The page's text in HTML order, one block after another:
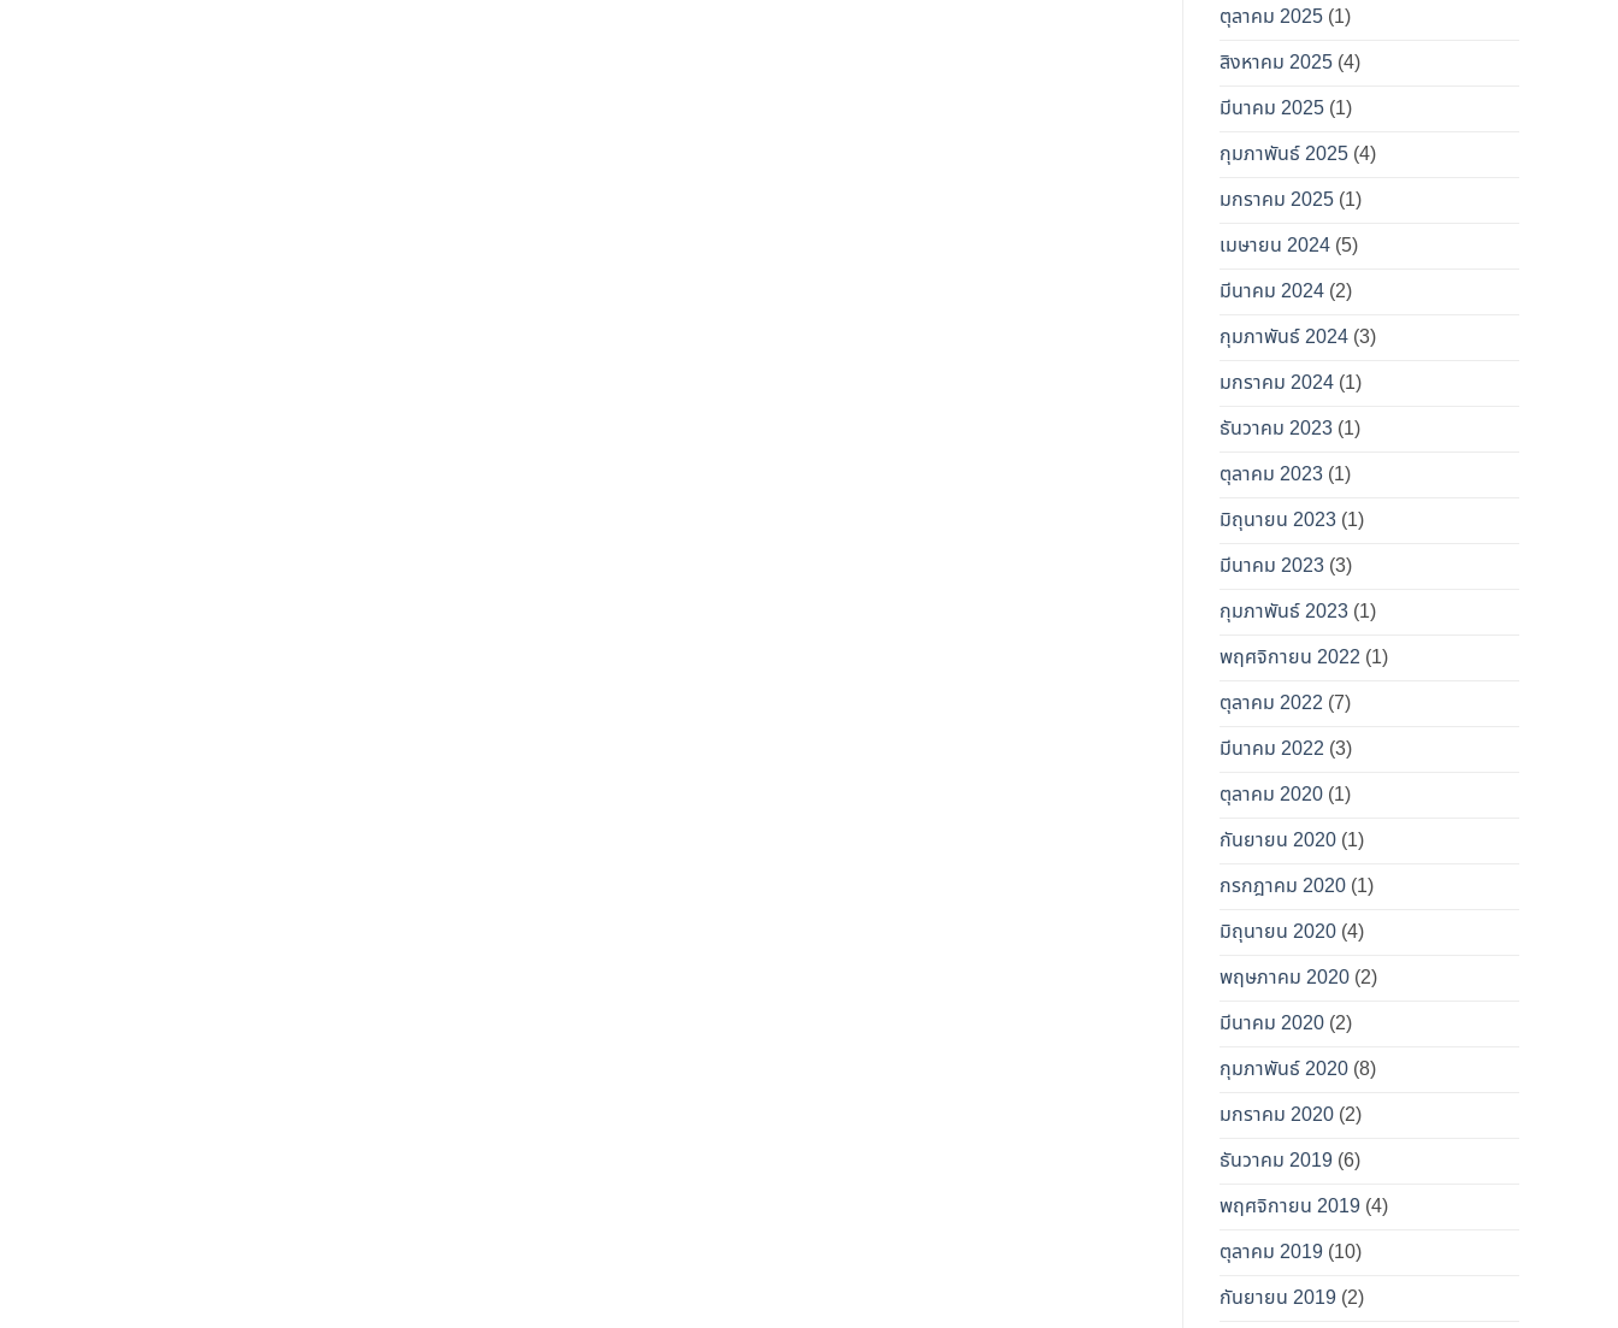
ตุลาคม 2025 (1)
สิงหาคม 2025 (4)
มีนาคม 2025 (1)
กุมภาพันธ์ 2025 (4)
มกราคม 2025 (1)
เมษายน 2024 (5)
มีนาคม 2024 (2)
กุมภาพันธ์ 2024 (3)
มกราคม 2024 (1)
ธันวาคม 2023 (1)
ตุลาคม 2023 (1)
มิถุนายน 2023 (1)
มีนาคม 2023 (3)
กุมภาพันธ์ 2023 (1)
พฤศจิกายน 2022 (1)
ตุลาคม 2022 (7)
มีนาคม 2022 (3)
ตุลาคม 2020 (1)
กันยายน 2020 (1)
กรกฎาคม 2020 (1)
มิถุนายน 2020 (4)
พฤษภาคม 2020 (2)
มีนาคม 2020 (2)
กุมภาพันธ์ 2020 (8)
มกราคม 2020 (2)
ธันวาคม 2019 (6)
พฤศจิกายน 2019 (4)
ตุลาคม 2019 (10)
กันยายน 2019 (2)